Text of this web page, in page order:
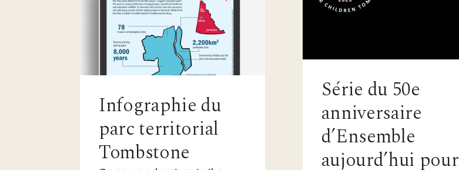
Série du 50e
anniversaire
d’Ensemble
aujourd’hui pour
Infographie du
parc territorial
Tombstone